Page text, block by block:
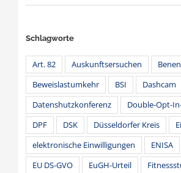
Schlagworte
Art. 82 Auskunftsersuchen
Beweislastumkehr
BSI
Dashcam
Datenshutzkonferenz
Double-Opt-
DPF
DSK Düsseldorfer Kreis
elektronische Einwilligungen
ENISA
EU DS-GVO
EuGH-Urteil